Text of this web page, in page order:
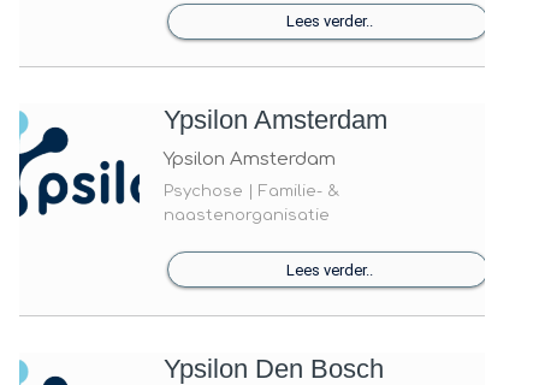
Lees verder..
Ypsilon Amsterdam
Ypsilon Amsterdam
Psychose | Familie- &
naastenorganisatie
Lees verder..
Ypsilon Den Bosch